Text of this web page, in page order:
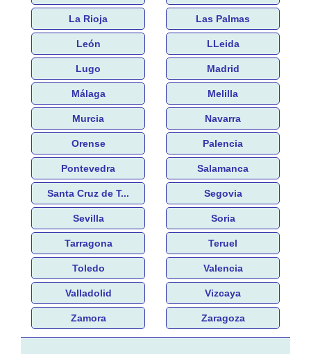
La Rioja Las Palmas
León LLeida
Lugo Madrid
Málaga Melilla
Murcia Navarra
Orense Palencia
Pontevedra Salamanca
Santa Cruz de T... Segovia
Sevilla Soria
Tarragona Teruel
Toledo Valencia
Valladolid Vizcaya
Zamora Zaragoza